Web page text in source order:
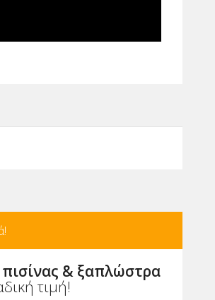
& ξαπλώστρα
τιμή!